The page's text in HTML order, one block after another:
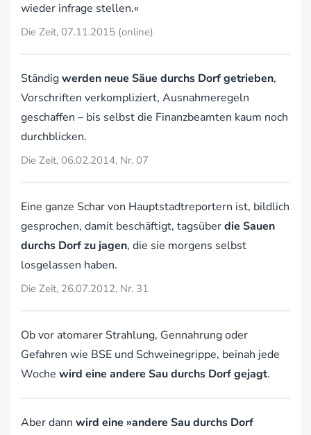
wieder infrage stellen.«
Die Zeit, 07.11.2015 (online)
Ständigwerden neue Säue durchs Dorf getrieben,
Vorschriften verkompliziert, Ausnahmeregeln
geschaffen – bis selbst die Finanzbeamten kaum noch
durchblicken.
Die Zeit, 06.02.2014, Nr. 07
Eine ganze Schar von Hauptstadtreportern ist, bildlich
gesprochen, damit beschäftigt, tagsüberdie Sauen
durchs Dorf zu jagen, die sie morgens selbst
losgelassen haben.
Die Zeit, 26.07.2012, Nr. 31
Ob vor atomarer Strahlung, Gennahrung oder
Gefahren wie BSE und Schweinegrippe, beinah jede
Woche wird eine andere Sau durchs Dorf gejagt.
Aber dann wird eine »andere Sau durchs Dorf